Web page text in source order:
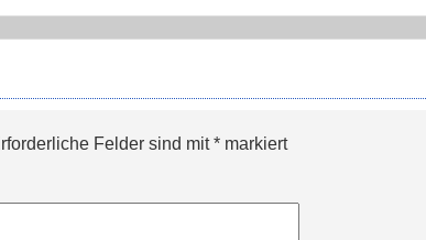
Felder sind mit* markiert